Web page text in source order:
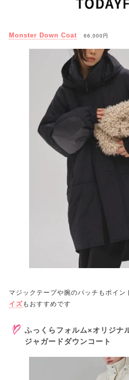
Monster Down Coat 66,000円
マジックテープや腕のパッチもポイン
イズもおすすめです
ふっくらフォルム×オリジナ
ジャガードダウンコート